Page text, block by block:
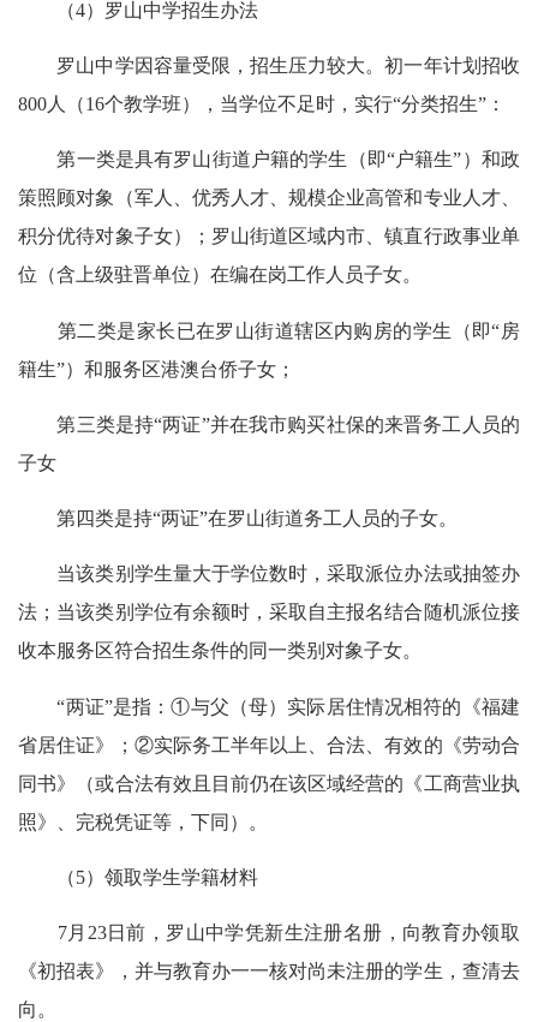
（4）罗山中学招生办法
罗山中学因容量受限，招生压力较大。初一年计划招收
800人（16个教学班），当学位不足时，实行“分类招生”：
第一类是具有罗山街道户籍的学生（即“户籍生”）和政
策照顾对象（军人、优秀人才、规模企业高管和专业人才、
积分优待对象子女）；罗山街道区域内市、镇直行政事业单
位（含上级驻晋单位）在编在岗工作人员子女。
第二类是家长已在罗山街道辖区内购房的学生（即“房
籍生”）和服务区港澳台侨子女；
第三类是持“两证”并在我市购买社保的来晋务工人员的
子女
第四类是持“两证”在罗山街道务工人员的子女。
当该类别学生量大于学位数时，采取派位办法或抽签办
法；当该类别学位有余额时，采取自主报名结合随机派位接
收本服务区符合招生条件的同一类别对象子女。
“两证”是指：①与父（母）实际居住情况相符的《福建
省居住证》；②实际务工半年以上、合法、有效的《劳动合
同书》（或合法有效且目前仍在该区域经营的《工商营业执
照》、完税凭证等，下同）。
（5）领取学生学籍材料
7月23日前，罗山中学凭新生注册名册，向教育办领取
《初招表》，并与教育办一一核对尚未注册的学生，查清去
向。